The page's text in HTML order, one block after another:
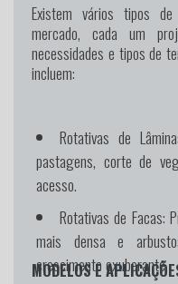
Existem vários tipos
mercado, cada um
necessidades e tipos de
incluem:
Rotativas de
pastagens, corte de
acesso.
Rotativas de Facas:
mais densa e
crescimento exuberante.
MODELOS E